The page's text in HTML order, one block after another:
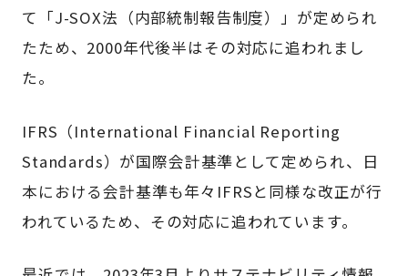
て「J-SOX法（内部統制報告制度）」が定められ
たため、2000年代後半はその対応に追われまし
た。
IFRS（International Financial Reporting
Standards）が国際会計基準として定められ、日
本における会計基準も年々IFRSと同様な改正が行
われているため、その対応に追われています。